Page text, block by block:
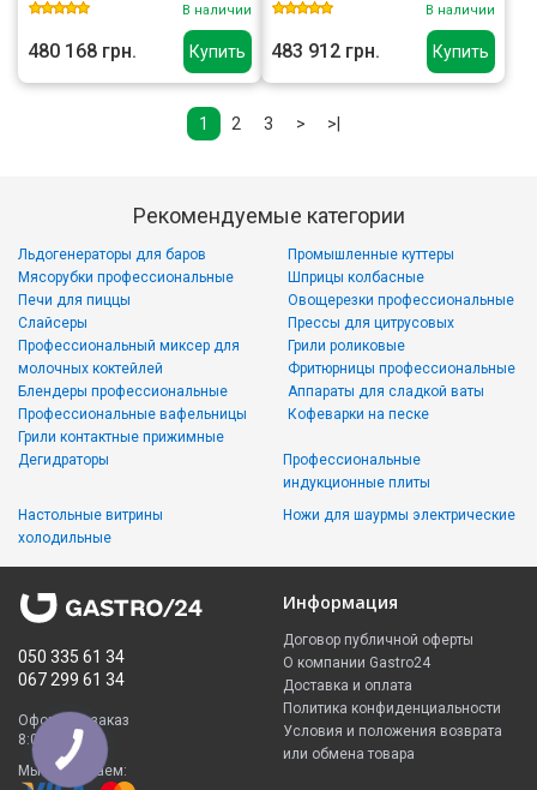
Купить
В наличии
480 168 грн. Купить
В наличии
483 912 грн.
1 2 3 > >|
Рекомендуемые категории
Льдогенераторы для баров
Мясорубки профессиональные
Печи для пиццы
Слайсеры
Промышленные куттеры
Шприцы колбасные
Овощерезки профессиональные
Прессы для цитрусовых
Профессиональный миксер для
молочных коктейлей
Блендеры профессиональные
Профессиональные вафельницы
Грили контактные прижимные
Грили роликовые
Фритюрницы профессиональные
Аппараты для сладкой ваты
Кофеварки на песке
Дегидраторы
Настольные витрины
холодильные
Профессиональные
индукционные плиты
Ножи для шаурмы электрические
050 335 61 34
067 299 61 34
Оформить заказ
8:00 - 23:00
Мы принимаем:
Информация
Договор публичной оферты
О компании Gastro24
Доставка и оплата
Политика конфиденциальности
Условия и положения возврата
или обмена товара